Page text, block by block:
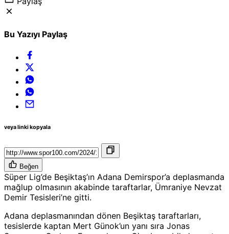
Bu Yazıyı Paylaş
veya linki kopyala
Beğen
Süper Lig’de Beşiktaş’ın Adana Demirspor’a deplasmanda
mağlup olmasının akabinde taraftarlar, Ümraniye Nevzat
Demir Tesisleri’ne gitti.
Adana deplasmanından dönen Beşiktaş taraftarları,
tesislerde kaptan Mert Günok’un yanı sıra Jonas